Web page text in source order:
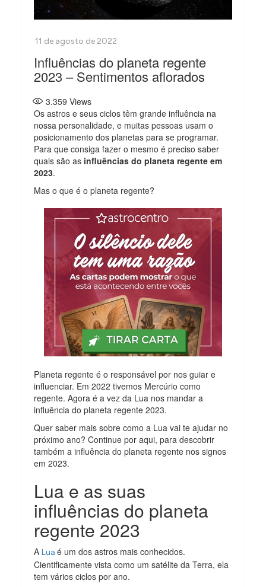
Influências do planeta regente
2023 – Sentimentos aflorados
3.359 Views
Os astros e seus ciclos têm grande influência na
nossa personalidade, e muitas pessoas usam o
posicionamento dos planetas para se programar.
Para que consiga fazer o mesmo é preciso saber
quais são as influências do planeta regente em
2023.
Mas o que é o planeta regente?
Planeta regente é o responsável por nos guiar e
influenciar. Em 2022 tivemos Mercúrio como
regente. Agora é a vez da Lua nos mandar a
influência do planeta regente 2023.
Quer saber mais sobre como a Lua vai te ajudar no
próximo ano? Continue por aqui, para descobrir
também a influência do planeta regente nos signos
em 2023.
Lua e as suas
influências do planeta
regente 2023
ALuaé um dos astros mais conhecidos.
Cientificamente vista como um satélite da Terra, ela
tem vários ciclos por ano.